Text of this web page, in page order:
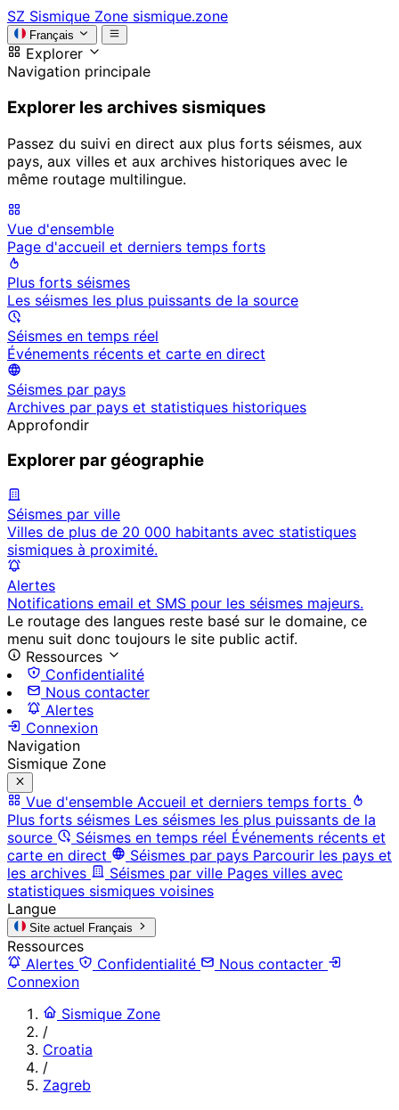
SZ Sismique Zone sismique.zone
Français
Explorer
Navigation principale
Explorer les archives sismiques
Passez du suivi en direct aux plus forts séismes, aux
pays, aux villes et aux archives historiques avec le
même routage multilingue.
Vue d'ensemble
Page d'accueil et derniers temps forts
Plus forts séismes
Les séismes les plus puissants de la source
Séismes en temps réel
Événements récents et carte en direct
Séismes par pays
Archives par pays et statistiques historiques
Approfondir
Explorer par géographie
Séismes par ville
Villes de plus de 20 000 habitants avec statistiques
sismiques à proximité.
Alertes
Notifications email et SMS pour les séismes majeurs.
Le routage des langues reste basé sur le domaine, ce
menu suit donc toujours le site public actif.
Ressources
Confidentialité
Nous contacter
Alertes
Connexion
Navigation
Sismique Zone
Vue d'ensemble Accueil et derniers temps forts
Plus forts séismes Les séismes les plus puissants de la
source
Séismes en temps réel Événements récents et
carte en direct
Séismes par pays Parcourir les pays et
les archives
Séismes par ville Pages villes avec
statistiques sismiques voisines
Langue
Site actuel Français
Ressources
Alertes
Confidentialité
Nous contacter
Connexion
Sismique Zone
/
Croatia
/
Zagreb